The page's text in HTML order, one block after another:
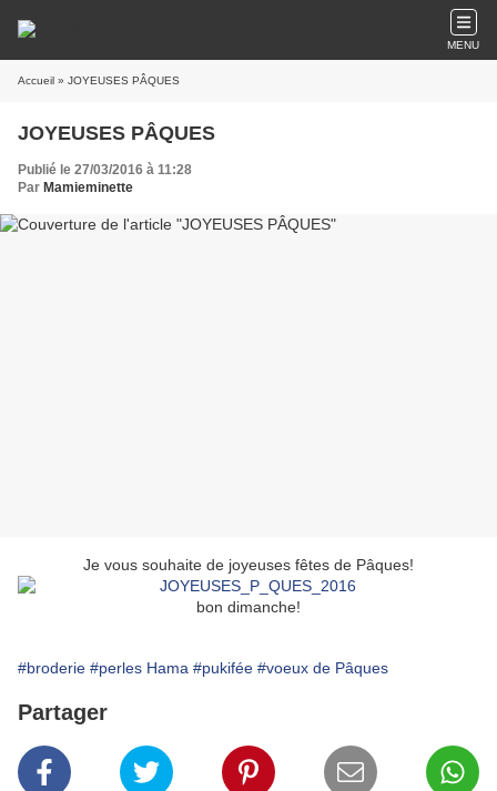
MENU
Accueil » JOYEUSES PÂQUES
JOYEUSES PÂQUES
Publié le 27/03/2016 à 11:28
Par Mamieminette
Je vous souhaite de joyeuses fêtes de Pâques!
bon dimanche!
#broderie #perles Hama #pukifée #voeux de Pâques
Partager